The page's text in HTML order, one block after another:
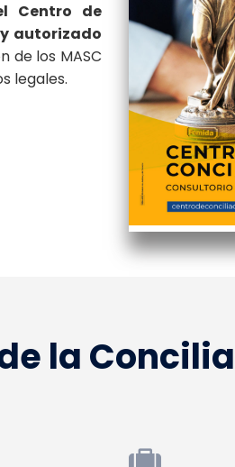
Centro de
autorizado
de los MASC
legales.
la